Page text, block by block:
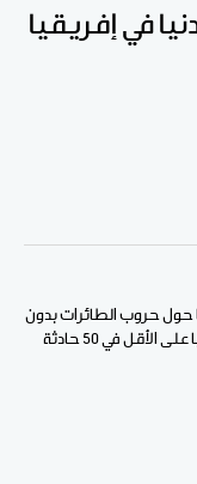
"درون" تقتل 943 مدنيا في إفريقيا
حول حروب الطائرات بدون
طيار، بأن المسيَّرات قتلت ما لا يقل عن 943 مدنيا على الأقل في 50 حادثة